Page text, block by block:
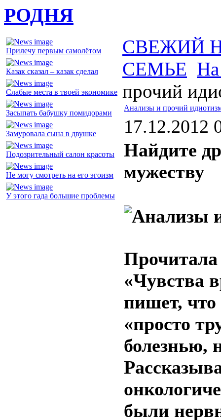
РОДНЯ
Прилечу первым самолётом
Казак сказал – казак сделал
Слабые места в твоей экономике
Засыпать бабушку помидорами
Замуровала сына в двушке
Подозрительный салон красоты
Не могу смотреть на его эгоизм
У этого гада большие проблемы
СВЕЖИЙ
СЕМЬЕ На
прочий
Анализы и прочий
17.12.2012
Найдите
мужеству
«Чувства
пишет, что
«просто
болезнью,
были